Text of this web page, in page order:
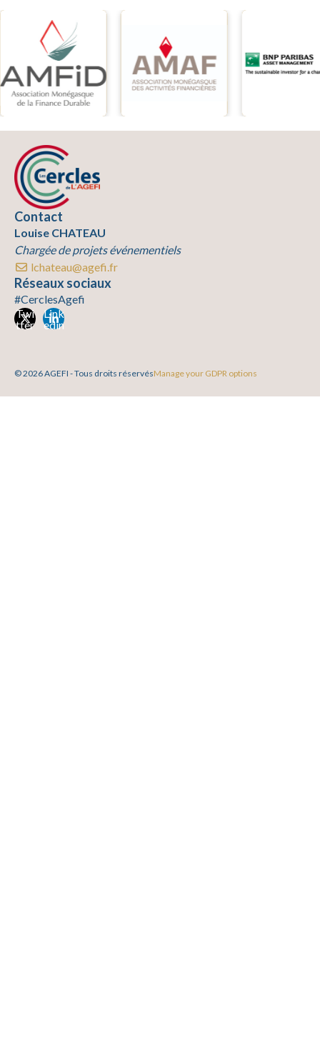
Contact
Louise CHATEAU
Chargée de projets événementiels
lchateau@agefi.fr
Réseaux sociaux
#CerclesAgefi
Twi
tter
Link
edin
© 2026 AGEFI - Tous droits réservésManage your GDPR options